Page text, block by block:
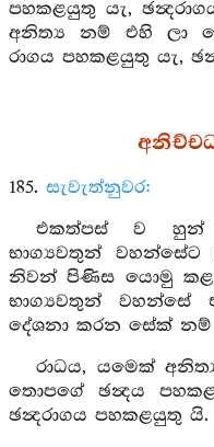
පහකළයුතු යැ,
අනිත්‍ය නම් එහි ලා
රාගය පහකළයුතු යැ,
185. සැවැත්නුවර:
එකත්පස් ව
භාග්‍යවතුන්
නිවන් පිණිස යොමු කළ
භාග්‍යවතුන් වහන්සේ
දේශනා කරන සේක් නම්
රාධය, යමෙක්
තොපගේ ඡන්‍දය
ඡන්‍දරාගය පහකළයුතු යි.